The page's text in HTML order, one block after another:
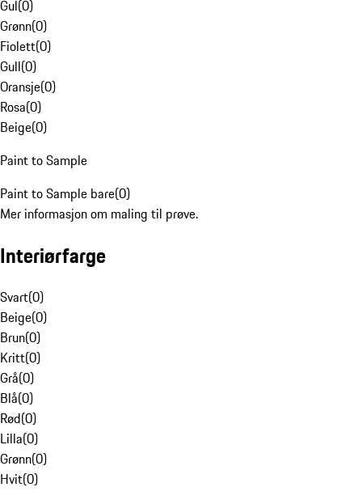
Gul(0)
Grønn(0)
Fiolett(0)
Gull(0)
Oransje(0)
Rosa(0)
Beige(0)
Paint to Sample
Paint to Sample bare(0)
Mer informasjon om maling til prøve.
Interiørfarge
Svart(0)
Beige(0)
Brun(0)
Kritt(0)
Grå(0)
Blå(0)
Rød(0)
Lilla(0)
Grønn(0)
Hvit(0)